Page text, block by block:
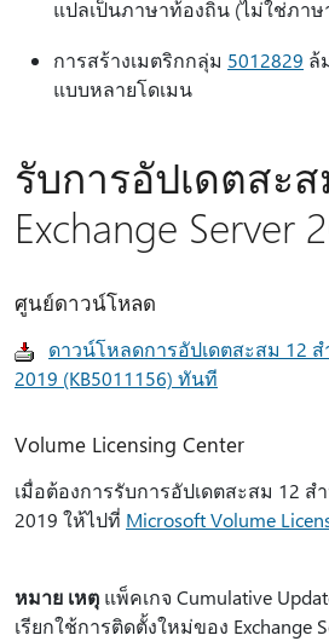
แปลเป็นภาษาท้องถิ่น (ไม่ใช่ภาษ
การสร้างเมตริกกลุ่ม 5012829 ล้
แบบหลายโดเมน
รับการอัปเดตสะ
Exchange Server
ศูนย์ดาวน์โหลด
ดาวน์โหลดการอัปเดตสะสม 12 สํ
2019 (KB5011156) ทันที
Volume Licensing Center
เมื่อต้องการรับการอัปเดตสะสม 12 สํา
2019 ให้ไปที่ Microsoft Volume
หมาย เหตุ แพ็คเกจ Cumulative
เรียกใช้การติดตั้งใหม่ของ Exchange